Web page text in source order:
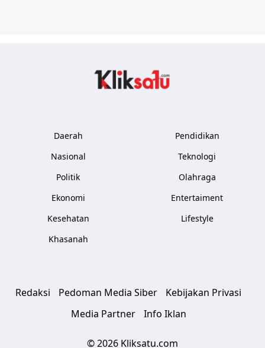
Daerah
Nasional
Politik
Ekonomi
Kesehatan
Khasanah
Pendidikan
Teknologi
Olahraga
Entertaiment
Lifestyle
Redaksi Pedoman Media Siber
Kebijakan Privasi
Media Partner
Info Iklan
© 2026 Kliksatu.com